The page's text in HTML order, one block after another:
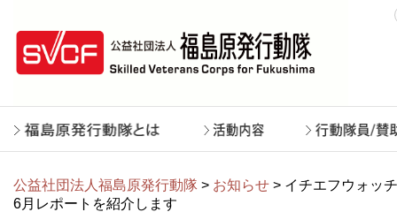
公益社団法人福島原発行動隊 > お知らせ > イチエフウォッ
6月レポートを紹介します